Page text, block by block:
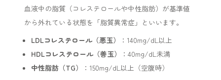
血液中の脂質（コレステロールや中性脂肪）が基準値
から外れている状態を「脂質異常症」といいます。
LDLコレステロール（悪玉）
：140mg/dL以上
HDLコレステロール（善玉）
：40mg/dL未満
中性脂肪（TG）
：150mg/dL以上（空腹時）